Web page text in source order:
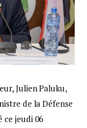
Julien Paluku,
de la Défense
ce jeudi 06